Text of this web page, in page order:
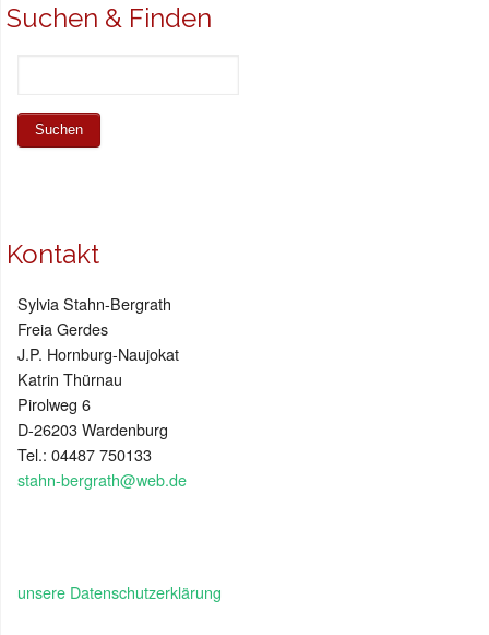
Suchen & Finden
Kontakt
Sylvia Stahn-Bergrath
Freia Gerdes
J.P. Hornburg-Naujokat
Katrin Thürnau
Pirolweg 6
D-26203 Wardenburg
Tel.: 04487 750133
stahn-bergrath@web.de
unsere Datenschutzerklärung